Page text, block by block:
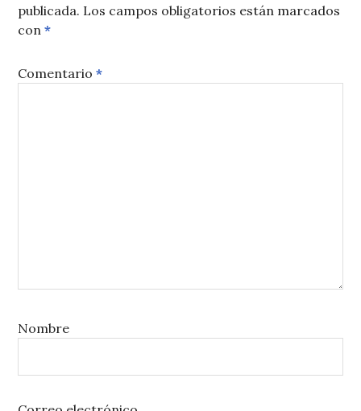
publicada. Los campos obligatorios están marcados
con*
Comentario*
Nombre